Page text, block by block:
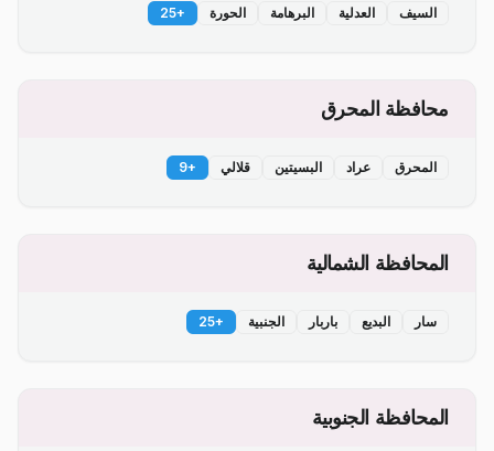
السيف العدلية البرهامة الحورة +
25
محافظة المحرق
المحرق عراد البسيتين قلالي +
9
المحافظة الشمالية
سار البديع باربار الجنبية +
25
المحافظة الجنوبية